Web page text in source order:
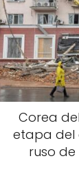
Corea
etapa del
ruso de